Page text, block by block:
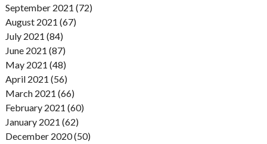
September 2021 (72)
August 2021 (67)
July 2021 (84)
June 2021 (87)
May 2021 (48)
April 2021 (56)
March 2021 (66)
February 2021 (60)
January 2021 (62)
December 2020 (50)